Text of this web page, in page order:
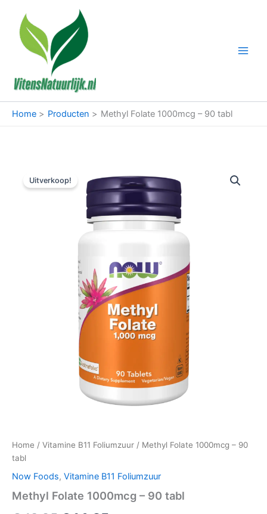
inhoud
Home Producten Methyl Folate 1000mcg – 90 tabl
Uitverkoop!
Home / Vitamine B11 Foliumzuur / Methyl Folate 1000mcg – 90
tabl
Now Foods, Vitamine B11 Foliumzuur
Methyl Folate 1000mcg – 90 tabl